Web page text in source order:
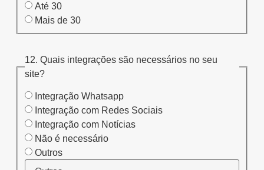
Até 30
Mais de 30
12. Quais integrações são necessários no seu
site?
Integração Whatsapp
Integração com Redes Sociais
Integração com Notícias
Não é necessário
Outros